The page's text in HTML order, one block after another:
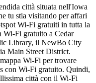
città situata nell'Iowa
tu stia visitando per affari
Wi-Fi gratuiti in tutta la
Fi gratuito a Cedar
Library, il NewBo City
Main Street District.
Wi-Fi per trovare
con Wi-Fi gratuito. Quindi,
città con il Wi-Fi